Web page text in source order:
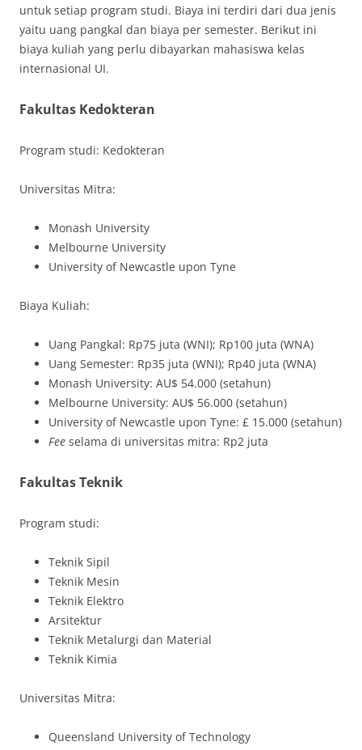
untuk setiap program studi. Biaya ini terdiri dari dua jenis
yaitu uang pangkal dan biaya per semester. Berikut ini
biaya kuliah yang perlu dibayarkan mahasiswa kelas
internasional UI.
Fakultas Kedokteran
Program studi: Kedokteran
Universitas Mitra:
Monash University
Melbourne University
University of Newcastle upon Tyne
Biaya Kuliah:
Uang Pangkal: Rp75 juta (WNI); Rp100 juta (WNA)
Uang Semester: Rp35 juta (WNI); Rp40 juta (WNA)
Monash University: AU$ 54.000 (setahun)
Melbourne University: AU$ 56.000 (setahun)
University of Newcastle upon Tyne: £ 15.000 (setahun)
Fee selama di universitas mitra: Rp2 juta
Fakultas Teknik
Program studi:
Teknik Sipil
Teknik Mesin
Teknik Elektro
Arsitektur
Teknik Metalurgi dan Material
Teknik Kimia
Universitas Mitra:
Queensland University of Technology